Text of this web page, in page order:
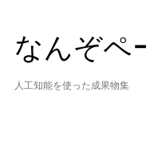
なんぞペ
人工知能を使った成果物集